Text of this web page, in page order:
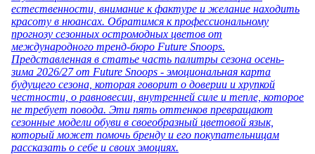
естественности, внимание к фактуре и желание находить
красоту в нюансах. Обратимся к профессиональному
прогнозу сезонных остромодных цветов от
международного тренд-бюро Future Snoops.
Представленная в статье часть палитры сезона осень-
зима 2026/27 от Future Snoops - эмоциональная карта
будущего сезона, которая говорит о доверии и хрупкой
честности, о равновесии, внутренней силе и тепле, которое
не требует повода. Эти пять оттенков превращают
сезонные модели обуви в своеобразный цветовой язык,
который может помочь бренду и его покупательницам
рассказать о себе и своих эмоциях.